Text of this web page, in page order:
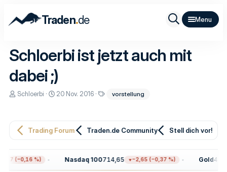
Traden.de
Schloerbi ist jetzt auch mit
dabei ;)
E
l
r
Schloerbi
E
l
20 Nov. 2016
g
r
vorstellung
Trading Forum Traden.de Community Stell dich vor!
(−0,16 %) Nasdaq 100714,65 −2,65 (−0,37 %) Gold